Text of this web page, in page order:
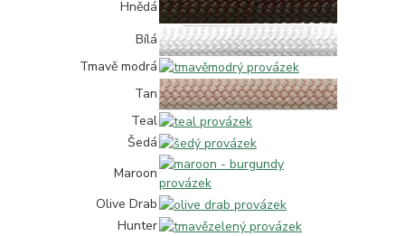
Hnědá
Bílá
Tmavě modrá
Tan
Teal
Šedá
Maroon
Olive Drab
Hunter